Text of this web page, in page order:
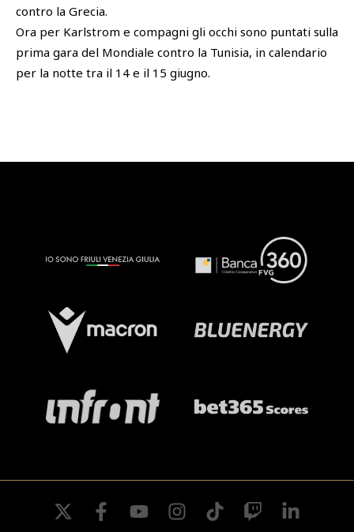
contro la Grecia.
Ora per Karlstrom e compagni gli occhi sono puntati sulla
prima gara del Mondiale contro la Tunisia, in calendario
per la notte tra il 14 e il 15 giugno.
twitter facebookyoutube instagramtiktok twitch